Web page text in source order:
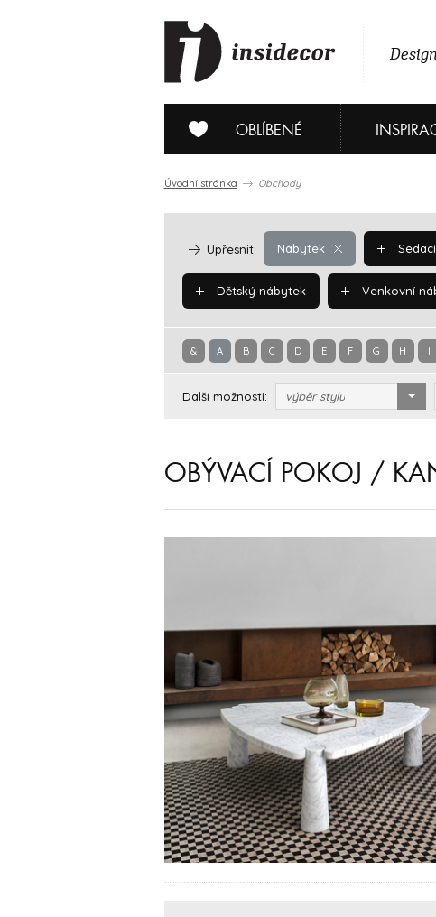
OBLÍBENÉ
Úvodní stránka Obchody
Nábytek
Upřesnit:
Dětský nábytek Venkovní
& A B C D E F G H I
Další možnosti: výběr stylu
OBÝVACÍ POKOJ /